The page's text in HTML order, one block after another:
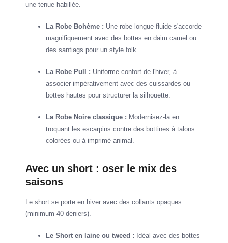
une tenue habillée.
La Robe Bohème : Une robe longue fluide s'accorde
magnifiquement avec des bottes en daim camel ou
des santiags pour un style folk.
La Robe Pull : Uniforme confort de l'hiver, à
associer impérativement avec des cuissardes ou
bottes hautes pour structurer la silhouette.
La Robe Noire classique : Modernisez-la en
troquant les escarpins contre des bottines à talons
colorées ou à imprimé animal.
Avec un short : oser le mix des
saisons
Le short se porte en hiver avec des collants opaques
(minimum 40 deniers).
Le Short en laine ou tweed : Idéal avec des bottes